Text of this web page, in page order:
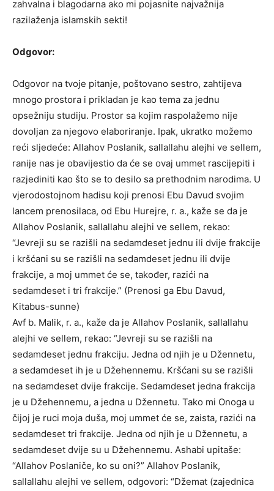
zahvalna i blagodarna ako mi pojasnite najvažnija
razilaženja islamskih sekti!
Odgovor:
Odgovor na tvoje pitanje, poštovano sestro, zahtijeva
mnogo prostora i prikladan je kao tema za jednu
opsežniju studiju. Prostor sa kojim raspolažemo nije
dovoljan za njegovo elaboriranje. Ipak, ukratko možemo
reći sljedeće: Allahov Poslanik, sallallahu alejhi ve sellem,
ranije nas je obavijestio da će se ovaj ummet rascijepiti i
razjediniti kao što se to desilo sa prethodnim narodima. U
vjerodostojnom hadisu koji prenosi Ebu Davud svojim
lancem prenosilaca, od Ebu Hurejre, r. a., kaže se da je
Allahov Poslanik, sallallahu alejhi ve sellem, rekao:
“Jevreji su se razišli na sedamdeset jednu ili dvije frakcije
i kršćani su se razišli na sedamdeset jednu ili dvije
frakcije, a moj ummet će se, također, razići na
sedamdeset i tri frakcije.” (Prenosi ga Ebu Davud,
Kitabus-sunne)
Avf b. Malik, r. a., kaže da je Allahov Poslanik, sallallahu
alejhi ve sellem, rekao: “Jevreji su se razišli na
sedamdeset jednu frakciju. Jedna od njih je u Džennetu,
a sedamdeset ih je u Džehennemu. Kršćani su se razišli
na sedamdeset dvije frakcije. Sedamdeset jedna frakcija
je u Džehennemu, a jedna u Džennetu. Tako mi Onoga u
čijoj je ruci moja duša, moj ummet će se, zaista, razići na
sedamdeset tri frakcije. Jedna od njih je u Džennetu, a
sedamdeset dvije su u Džehennemu. Ashabi upitaše:
“Allahov Poslaniče, ko su oni?” Allahov Poslanik,
sallallahu alejhi ve sellem, odgovori: “Džemat (zajednica